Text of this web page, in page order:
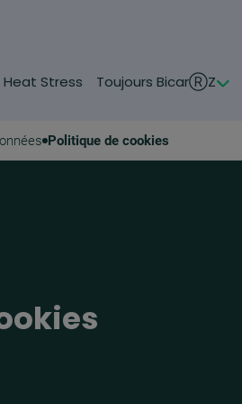
Stress Toujours BicarⓇZ
Politique de cookies